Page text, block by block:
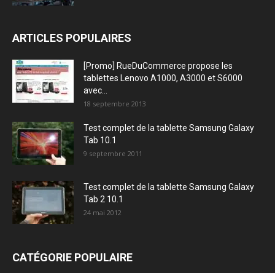
ARTICLES POPULAIRES
[Promo] RueDuCommerce propose les
tablettes Lenovo A1000, A3000 et S6000
avec...
18 septembre 2013
Test complet de la tablette Samsung Galaxy
Tab 10.1
9 septembre 2011
Test complet de la tablette Samsung Galaxy
Tab 2 10.1
24 mai 2012
CATÉGORIE POPULAIRE